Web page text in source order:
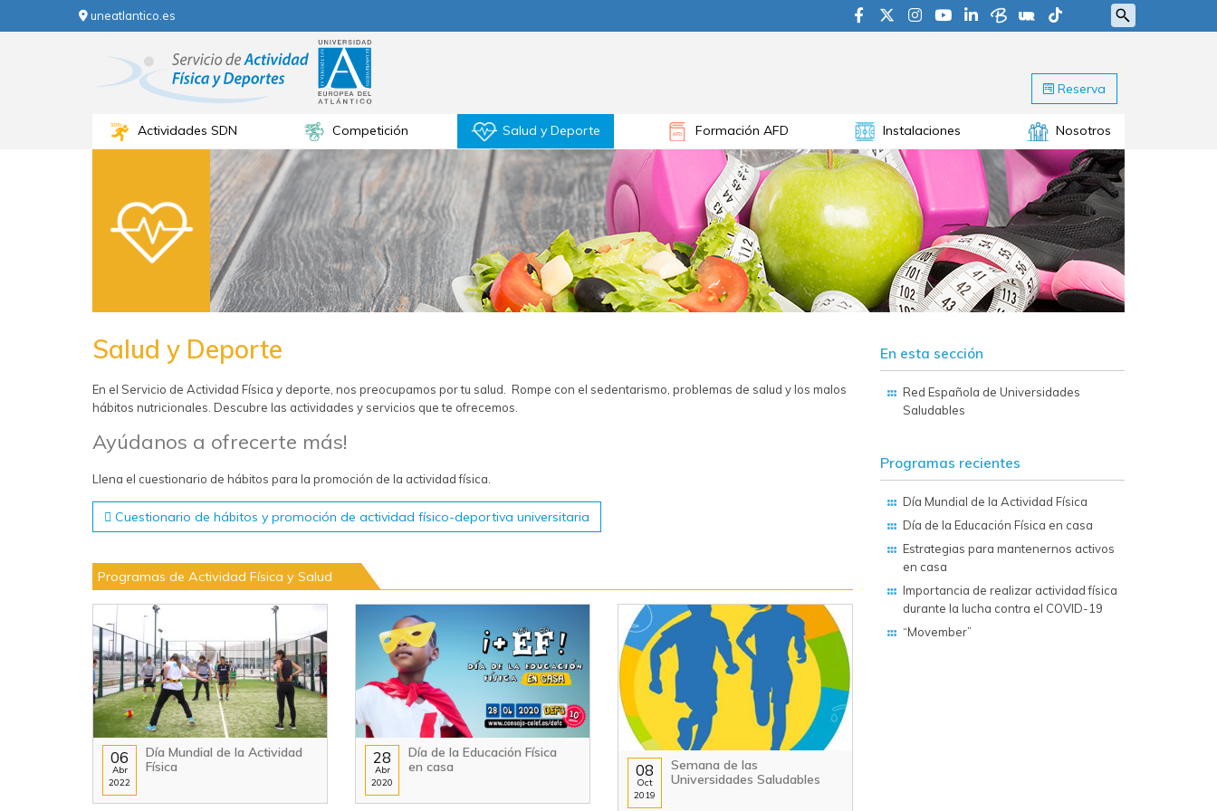
uneatlantico.es
Reserva
Actividades SDN Competición Salud y Deporte Formación AFD Instalaciones Nosotros
Salud y Deporte
En el Servicio de Actividad Física y deporte, nos preocupamos por tu salud. Rompe con el sedentarismo, problemas de salud y los malos
hábitos nutricionales. Descubre las actividades y servicios que te ofrecemos.
Ayúdanos a ofrecerte más!
Llena el cuestionario de hábitos para la promoción de la actividad física.
Cuestionario de hábitos y promoción de actividad físico-deportiva universitaria
Programas de Actividad Física y Salud
06
Abr
2022
Día Mundial de la Actividad
Física
28
Abr
2020
Día de la Educación Física
en casa
08
Oct
2019
Semana de las
Universidades Saludables
En esta sección
Red Española de Universidades
Saludables
Programas recientes
Día Mundial de la Actividad Física
Día de la Educación Física en casa
Estrategias para mantenernos activos
en casa
Importancia de realizar actividad física
durante la lucha contra el COVID-19
“Movember”